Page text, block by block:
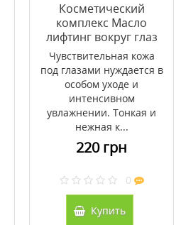
Косметический
комплекс Масло
лифтинг вокруг глаз
10 мл
Чувствительная кожа
под глазами нуждается в
особом уходе и
интенсивном
увлажнении. Тонкая и
нежная к...
220 грн
0
Купить